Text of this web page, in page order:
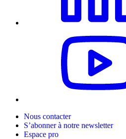
Nous contacter
S’abonner à notre newsletter
Espace pro